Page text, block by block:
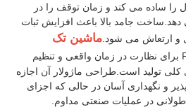
را ساده می کند و زمان توقف را در
جامد بالا باعث افزایش ثبات
و ارتعاش می شود.ماشین تک
دارای کنترل هوشمند PLC برای نظارت در زمان واقعی و تنظیم
کلی تولید است.طراحی ماژولار آن اجازه
و نگهداری آسان در حالی که اجزای
در عملیات صنعتی مداوم.